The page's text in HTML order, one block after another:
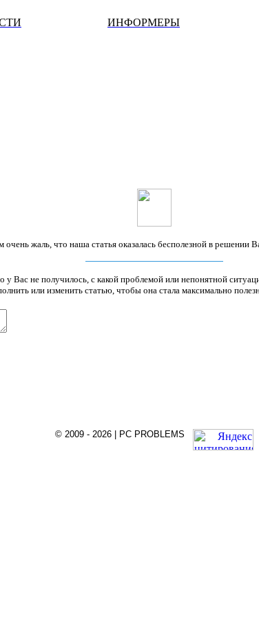
ИНФОРМЕРЫ
очень жаль, что наша статья оказалась бесполезной в решении
Вас не получилось, с какой проблемой или непонятной
или изменить статью, чтобы она стала максимально
© 2009 - 2026 | PC PROBLEMS